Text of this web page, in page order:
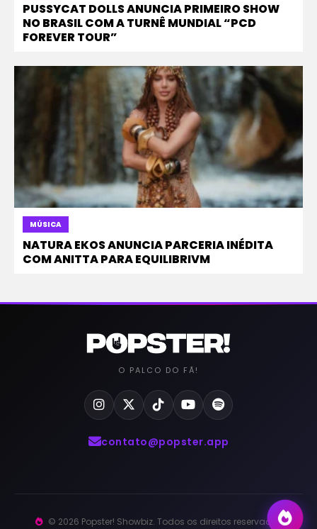
PUSSYCAT DOLLS ANUNCIA PRIMEIRO SHOW
NO BRASIL COM A TURNÊ MUNDIAL “PCD
FOREVER TOUR”
MÚSICA
NATURA EKOS ANUNCIA PARCERIA INÉDITA
COM ANITTA PARA EQUILIBRIVM
O PALCO DO FÃ!
contato@popster.app
© 2026 Popster! Showbiz. Todos os direitos reservados.